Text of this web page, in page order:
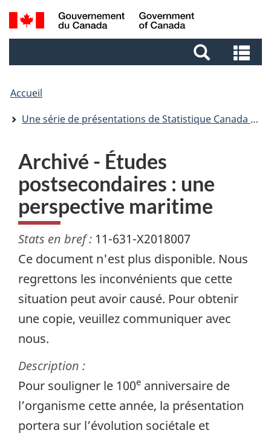
Aller
au
Aller
au
Passer
à
Recherche
et
et
Accueil
Une série de présentations de Statistique Canada sur l’économie, l’environnement et la société
Archivé - Études
postsecondaires : une
perspective maritime
Stats en bref : 11-631-X2018007
Ce document n'est plus disponible. Nous
regrettons les inconvénients que cette
situation peut avoir causé. Pour obtenir
une copie, veuillez communiquer avec
nous.
Description :
Pour souligner le 100e anniversaire de
l’organisme cette année, la présentation
portera sur l’évolution sociétale et